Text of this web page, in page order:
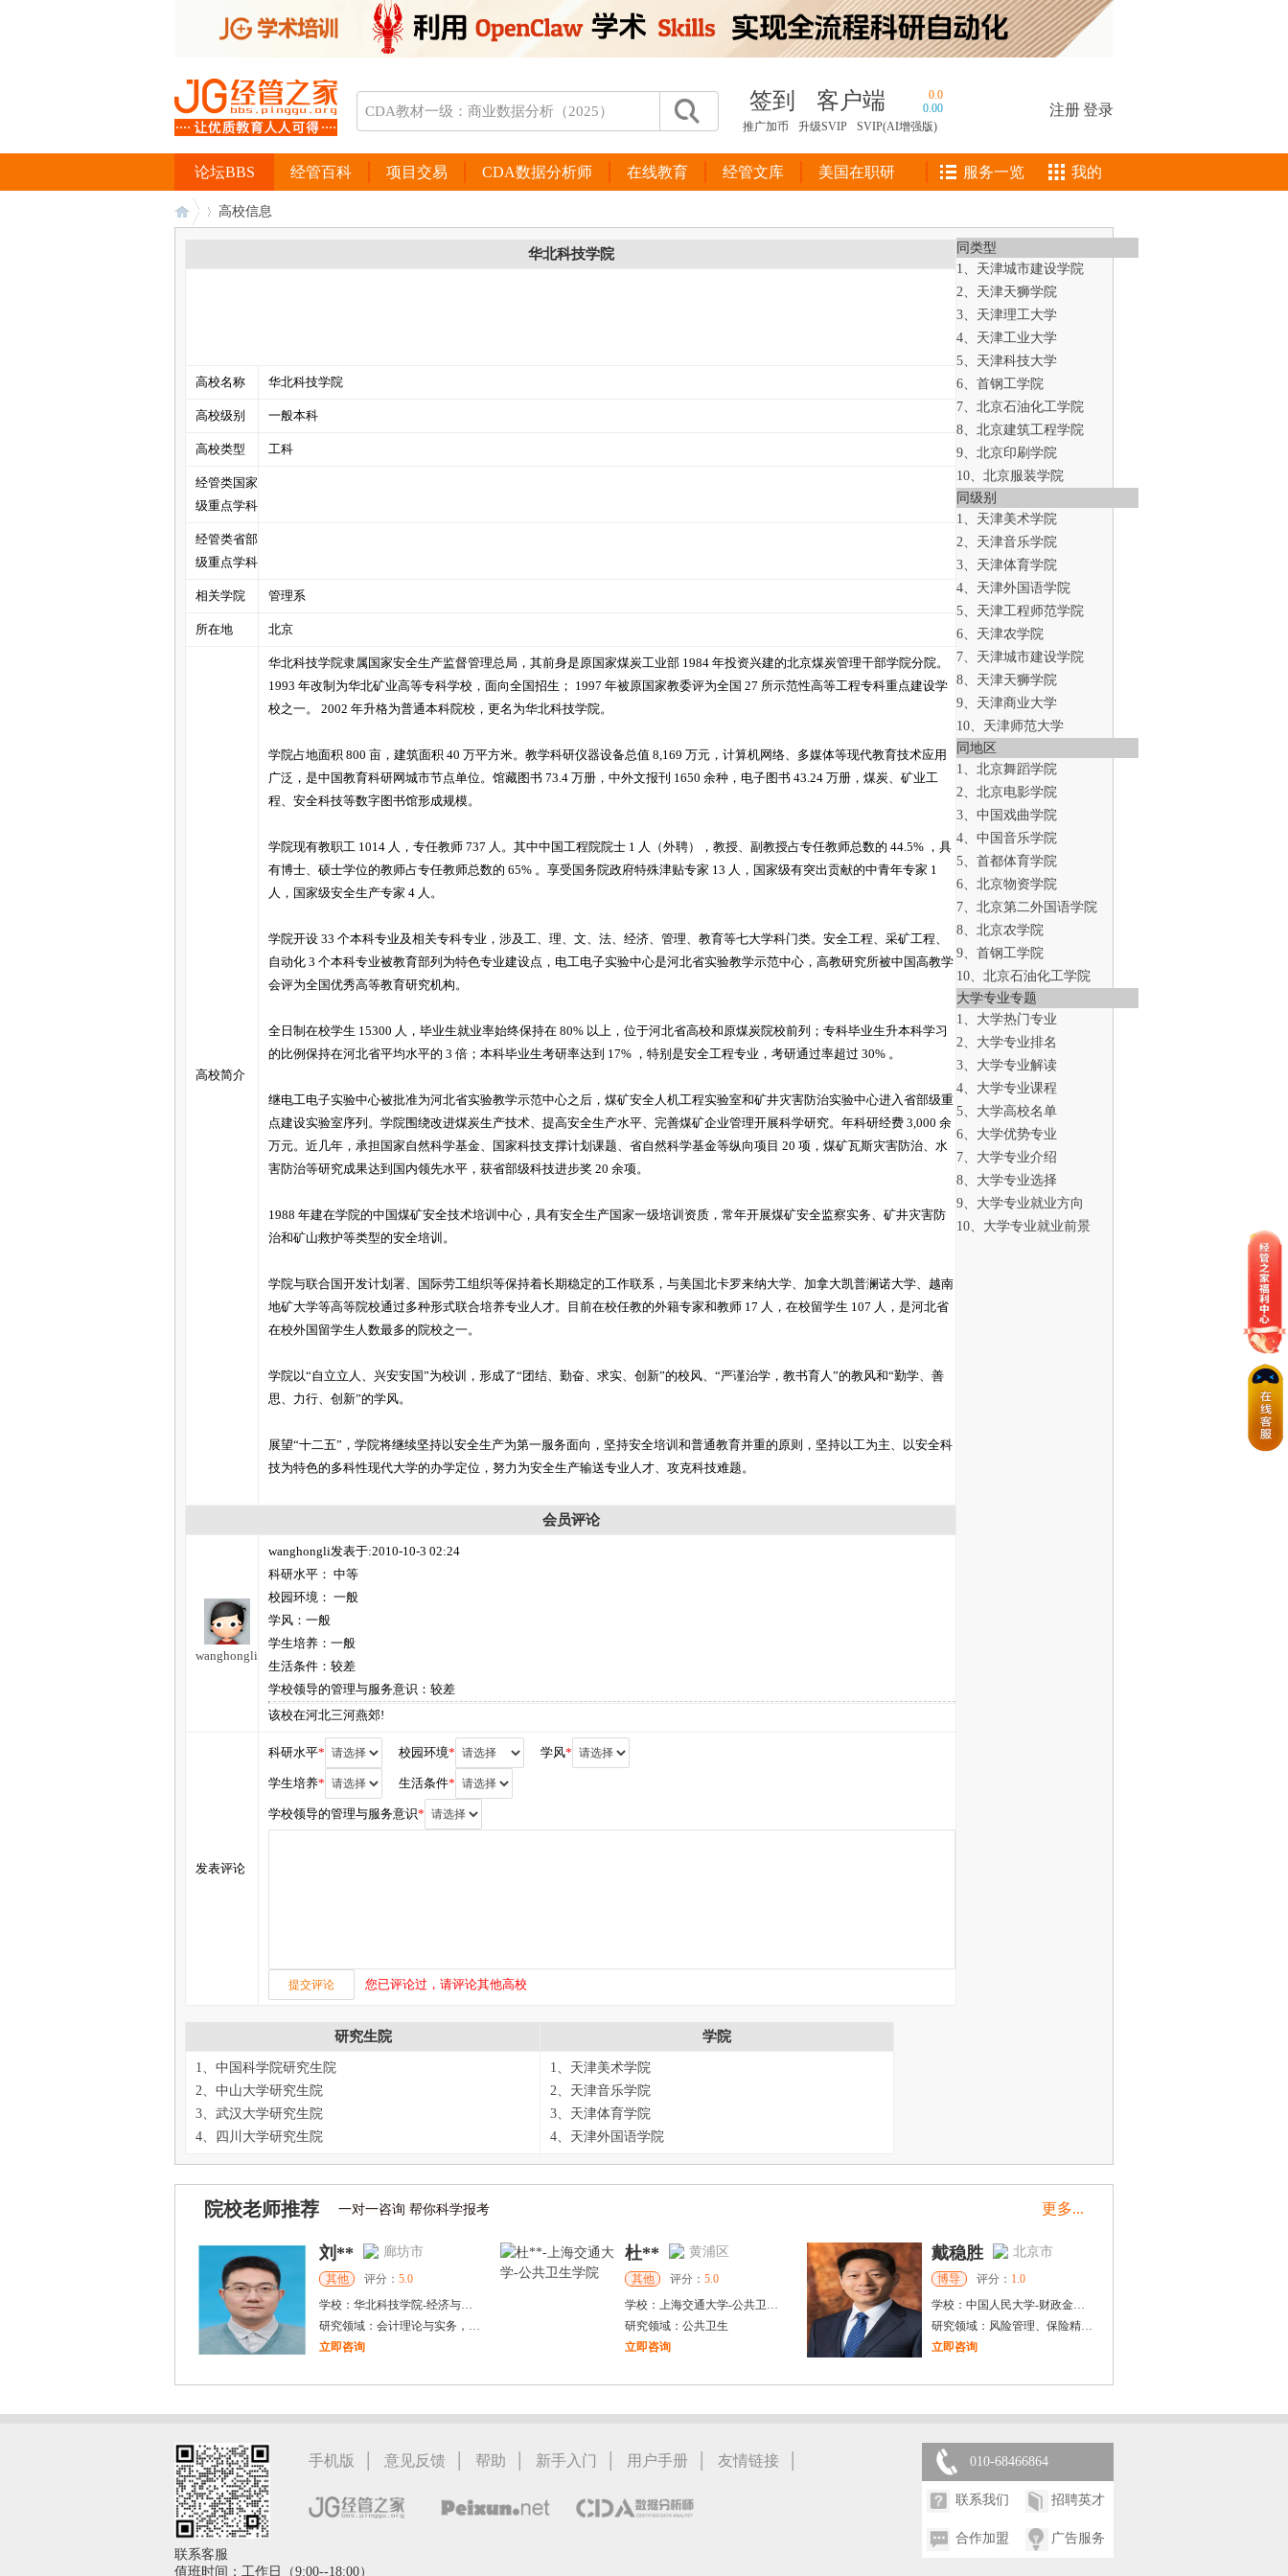
签到 客户端
0.0
0.00
推广加币
升级SVIP SVIP(AI增强版)
注册登录
经管百科 项目交易 CDA数据分析师 在线教育 经管文库 美国在职研
论坛BBS 服务一览 我的
高校信息
华北科技学院
高校名称 华北科技学院
高校级别 一般本科
高校类型 工科
经管类国家
级重点学科
经管类省部
级重点学科
相关学院 管理系
所在地 北京
高校简介
华北科技学院隶属国家安全生产监督管理总局，其前身是原国家煤炭工业部 1984 年投资兴建的北京煤炭管理干部学院分院。
1993 年改制为华北矿业高等专科学校，面向全国招生； 1997 年被原国家教委评为全国 27 所示范性高等工程专科重点建设学
校之一。 2002 年升格为普通本科院校，更名为华北科技学院。
学院占地面积 800 亩，建筑面积 40 万平方米。教学科研仪器设备总值 8,169 万元，计算机网络、多媒体等现代教育技术应用
广泛，是中国教育科研网城市节点单位。馆藏图书 73.4 万册，中外文报刊 1650 余种，电子图书 43.24 万册，煤炭、矿业工
程、安全科技等数字图书馆形成规模。
学院现有教职工 1014 人，专任教师 737 人。其中中国工程院院士 1 人（外聘），教授、副教授占专任教师总数的 44.5% ，具
有博士、硕士学位的教师占专任教师总数的 65% 。享受国务院政府特殊津贴专家 13 人，国家级有突出贡献的中青年专家 1
人，国家级安全生产专家 4 人。
学院开设 33 个本科专业及相关专科专业，涉及工、理、文、法、经济、管理、教育等七大学科门类。安全工程、采矿工程、
自动化 3 个本科专业被教育部列为特色专业建设点，电工电子实验中心是河北省实验教学示范中心，高教研究所被中国高教学
会评为全国优秀高等教育研究机构。
全日制在校学生 15300 人，毕业生就业率始终保持在 80% 以上，位于河北省高校和原煤炭院校前列；专科毕业生升本科学习
的比例保持在河北省平均水平的 3 倍；本科毕业生考研率达到 17% ，特别是安全工程专业，考研通过率超过 30% 。
继电工电子实验中心被批准为河北省实验教学示范中心之后，煤矿安全人机工程实验室和矿井灾害防治实验中心进入省部级重
点建设实验室序列。学院围绕改进煤炭生产技术、提高安全生产水平、完善煤矿企业管理开展科学研究。年科研经费 3,000 余
万元。近几年，承担国家自然科学基金、国家科技支撑计划课题、省自然科学基金等纵向项目 20 项，煤矿瓦斯灾害防治、水
害防治等研究成果达到国内领先水平，获省部级科技进步奖 20 余项。
1988 年建在学院的中国煤矿安全技术培训中心，具有安全生产国家一级培训资质，常年开展煤矿安全监察实务、矿井灾害防
治和矿山救护等类型的安全培训。
学院与联合国开发计划署、国际劳工组织等保持着长期稳定的工作联系，与美国北卡罗来纳大学、加拿大凯普澜诺大学、越南
地矿大学等高等院校通过多种形式联合培养专业人才。目前在校任教的外籍专家和教师 17 人，在校留学生 107 人，是河北省
在校外国留学生人数最多的院校之一。
学院以“自立立人、兴安安国”为校训，形成了“团结、勤奋、求实、创新”的校风、“严谨治学，教书育人”的教风和“勤学、善
思、力行、创新”的学风。
展望“十二五”，学院将继续坚持以安全生产为第一服务面向，坚持安全培训和普通教育并重的原则，坚持以工为主、以安全科
技为特色的多科性现代大学的办学定位，努力为安全生产输送专业人才、攻克科技难题。
会员评论
wanghongli
wanghongli发表于:2010-10-3 02:24
科研水平： 中等
校园环境： 一般
学风：一般
学生培养：一般
生活条件：较差
学校领导的管理与服务意识：较差
该校在河北三河燕郊!
发表评论
科研水平* 校园环境* 学风*
学生培养* 生活条件*
学校领导的管理与服务意识*
您已评论过，请评论其他高校
研究生院 学院
1、中国科学院研究生院
2、中山大学研究生院
3、武汉大学研究生院
4、四川大学研究生院
1、天津美术学院
2、天津音乐学院
3、天津体育学院
4、天津外国语学院
同类型
1、天津城市建设学院
2、天津天狮学院
3、天津理工大学
4、天津工业大学
5、天津科技大学
6、首钢工学院
7、北京石油化工学院
8、北京建筑工程学院
9、北京印刷学院
10、北京服装学院
同级别
1、天津美术学院
2、天津音乐学院
3、天津体育学院
4、天津外国语学院
5、天津工程师范学院
6、天津农学院
7、天津城市建设学院
8、天津天狮学院
9、天津商业大学
10、天津师范大学
同地区
1、北京舞蹈学院
2、北京电影学院
3、中国戏曲学院
4、中国音乐学院
5、首都体育学院
6、北京物资学院
7、北京第二外国语学院
8、北京农学院
9、首钢工学院
10、北京石油化工学院
大学专业专题
1、大学热门专业
2、大学专业排名
3、大学专业解读
4、大学专业课程
5、大学高校名单
6、大学优势专业
7、大学专业介绍
8、大学专业选择
9、大学专业就业方向
10、大学专业就业前景
院校老师推荐 一对一咨询 帮你科学报考 更多...
刘** 廊坊市
其他 评分： 5.0
学校： 华北科技学院-经济与管理学院
研究领域： 会计理论与实务，财务管理理论与实务，资产评估理论与实务
立即咨询
杜** 黄浦区
其他 评分：5.0
学校：上海交通大学-公共卫生学院
研究领域：公共卫生
立即咨询
戴稳胜 北京市
博导 评分： 1.0
学校： 中国人民大学-财政金融学院
研究领域： 风险管理、保险精算、人民币国际化
立即咨询
立即咨询
立即咨询
研究领域：应急管理、人力资本、区域经济
立即咨询
手机版 | 意见反馈 | 帮助 | 新手入门 | 用户手册 | 友情链接 |
联系客服
值班时间：工作日（9:00--18:00）
010-68466864
联系我们 招聘英才
合作加盟 广告服务